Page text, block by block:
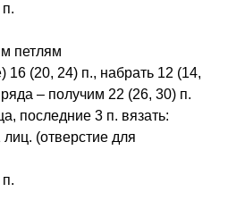
петлям
16 (20, 24) п., набрать 12 (14,
– получим 22 (26, 30) п.
последние 3 п. вязать:
(отверстие для